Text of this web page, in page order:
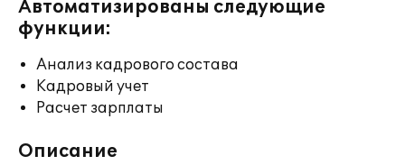
Автоматизированы следующие
функции:
Анализ кадрового состава
Кадровый учет
Расчет зарплаты
Описание